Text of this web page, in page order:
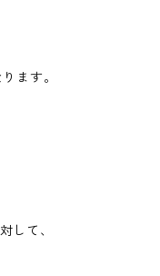
ます。
して、